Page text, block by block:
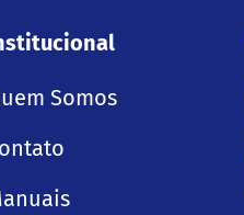
Somos